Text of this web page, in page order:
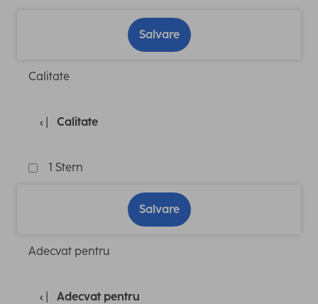
Salvare
Calitate
Calitate
1 Stern
Salvare
Adecvat pentru
Adecvat pentru